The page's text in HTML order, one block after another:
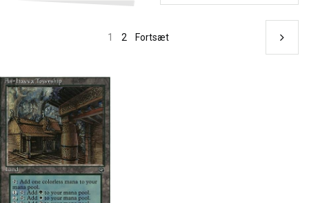
1 2 Fortsæt